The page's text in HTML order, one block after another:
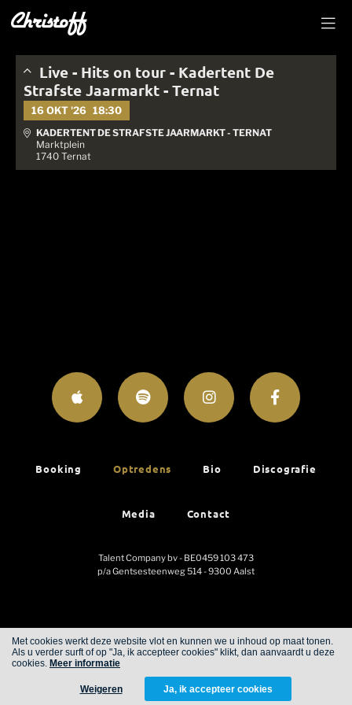
Live - Hits on tour - Kadertent De
Strafste Jaarmarkt - Ternat
16 OKT '26 18:30
KADERTENT DE STRAFSTE JAARMARKT - TERNAT
Marktplein
1740 Ternat
Booking Optredens Bio Discografie
Media Contact
Talent Company bv - BE0459 103 473
p/a Gentsesteenweg 514 - 9300 Aalst
Cookies Privacy
FROM ALWAYS AWAKE
Met cookies werkt deze website vlot en kunnen we u inhoud op maat tonen.
Als u verder surft of op "Ja, ik accepteer cookies" klikt, dan aanvaardt u deze
cookies. Meer informatie
Weigeren Ja, ik accepteer cookies